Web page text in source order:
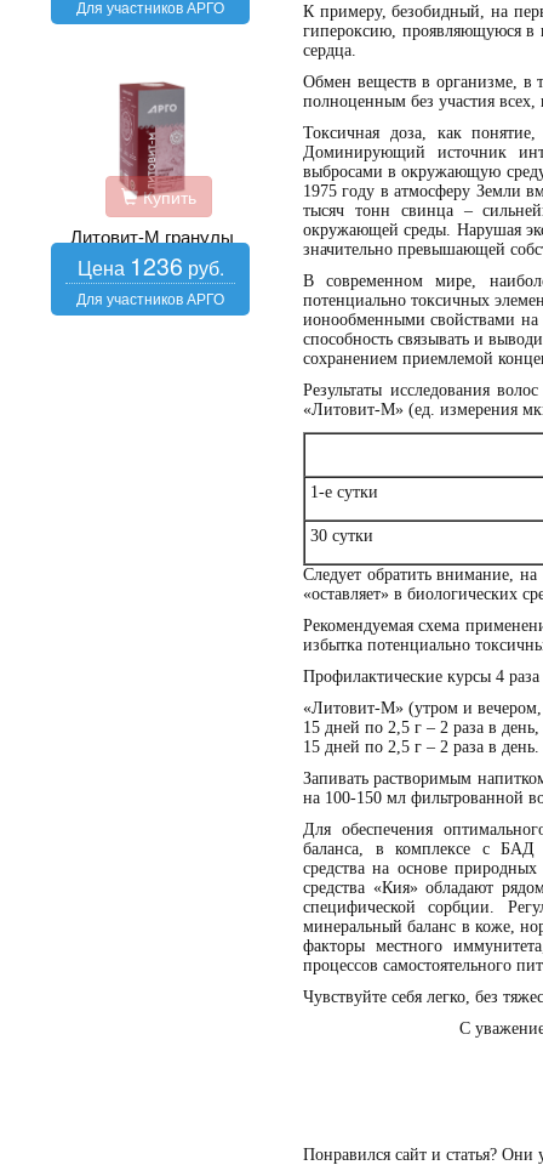
Купить
Литовит-М гранулы
1236
К примеру, безобидный, на
гипероксию, проявляющуюся в
сердца.
Обмен веществ в организме, в
полноценным без участия
Токсичная доза, как
Доминирующий источник
выбросами в окружающую
1975 году в атмосферу Земли
тысяч тонн свинца –
окружающей среды. Нарушая
значительно превышающей
В современном мире,
потенциально токсичных
ионообменными свойствами на
способность связывать и
сохранением приемлемой
Результаты исследования
«Литовит-М» (ед. измерения
1-е сутки
30 сутки
Следует обратить внимание,
«оставляет» в биологических
Рекомендуемая схема
избытка потенциально
Профилактические курсы 4
«Литовит-М» (утром и
15 дней по 2,5 г – 2 раза в
15 дней по 2,5 г – 2 раза в день.
Запивать растворимым
на 100-150 мл фильтрованной
Для обеспечения
баланса, в комплексе с
средства на основе
средства «Кия» обладают
специфической сорбции.
минеральный баланс в коже,
факторы местного
процессов самостоятельного
Чувствуйте себя легко, без
С
Понравился сайт и статья? Они